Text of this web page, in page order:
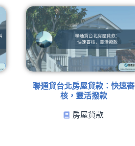
聯通貸台北房屋貸款：快速審
核，靈活撥款
房屋貸款